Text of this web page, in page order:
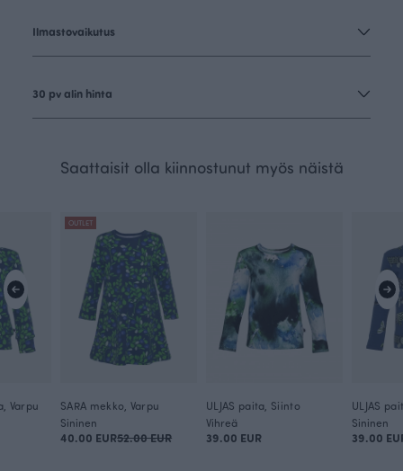
Ilmastovaikutus
30 pv alin hinta
Saattaisit olla kiinnostunut myös näistä
Varpu
OUTLET
SARA mekko, Varpu
Sininen
40.00 EUR52.00 EUR
ULJAS paita, Siinto
Vihreä
39.00 EUR
ULJAS
Sininen
39.00